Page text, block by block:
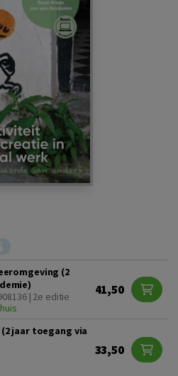
(2
| 2e editie
41,50
jaar toegang via
33,50